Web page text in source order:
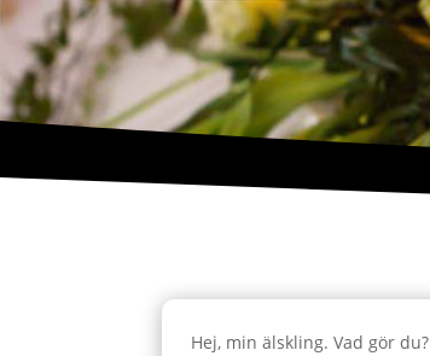
Hej, min älskling. Vad gör du?